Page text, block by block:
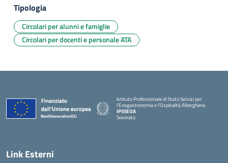
Tipologia
Circolari per alunni e famiglie
Circolari per docenti e personale ATA
Istituto Professionale di Stato Servizi per
l'Enogastronomia e l'Ospitalità Alberghiera
IPSSEOA
Soverato
Link Esterni